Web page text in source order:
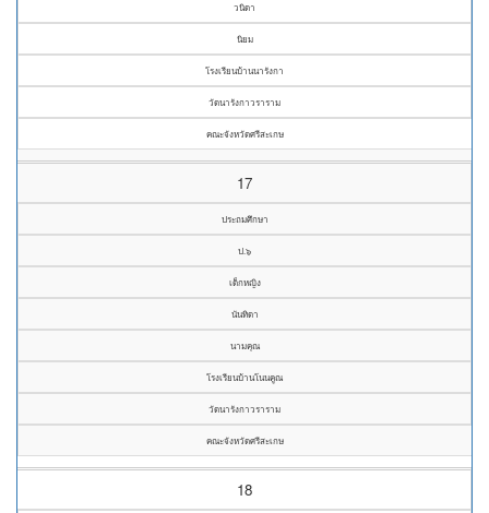
วนิดา
นิยม
โรงเรียนบ้านนารังกา
วัดนารังกาวราราม
คณะจังหวัดศรีสะเกษ
17
ประถมศึกษา
ป.๖
เด็กหญิง
นันทิดา
นามคุณ
โรงเรียนบ้านโนนคูณ
วัดนารังกาวราราม
คณะจังหวัดศรีสะเกษ
18